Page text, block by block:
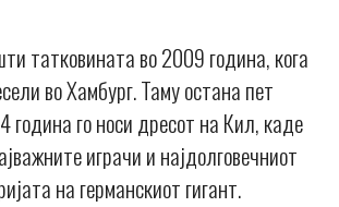
татковината во 2009 година, кога
во Хамбург. Таму остана пет
година го носи дресот на Кил, каде
играчи и најдолговечниот
на германскиот гигант.